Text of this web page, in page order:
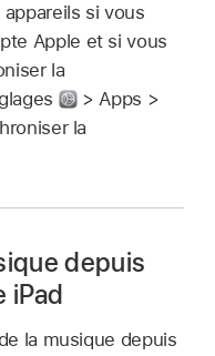
si vous
Apple et si vous
la
> Apps >
la
depuis
iPad
la musique depuis